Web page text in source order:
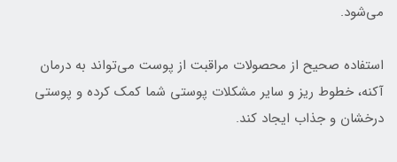
می‌شود.
استفاده صحیح از محصولات مراقبت از پوست می‌تواند به درمان
آکنه، خطوط ریز و سایر مشکلات پوستی شما کمک کرده و پوستی
درخشان و جذاب ایجاد کند.